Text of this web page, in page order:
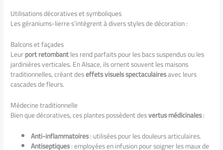
Utilisations décoratives et symboliques
Les géraniums-lierre s’intègrent à divers styles de décoration :
Balcons et façades
Leurport retombantles rend parfaits pour les bacs suspendus ou les
jardinières verticales. En Alsace, ils ornent souvent les maisons
traditionnelles, créant deseffets visuels spectaculairesavec leurs
cascades de fleurs.
Médecine traditionnelle
Bien que décoratives, ces plantes possèdent desvertus médicinales:
Anti-inflammatoires: utilisées pour les douleurs articulaires.
Antiseptiques: employées en infusion pour soigner les maux de